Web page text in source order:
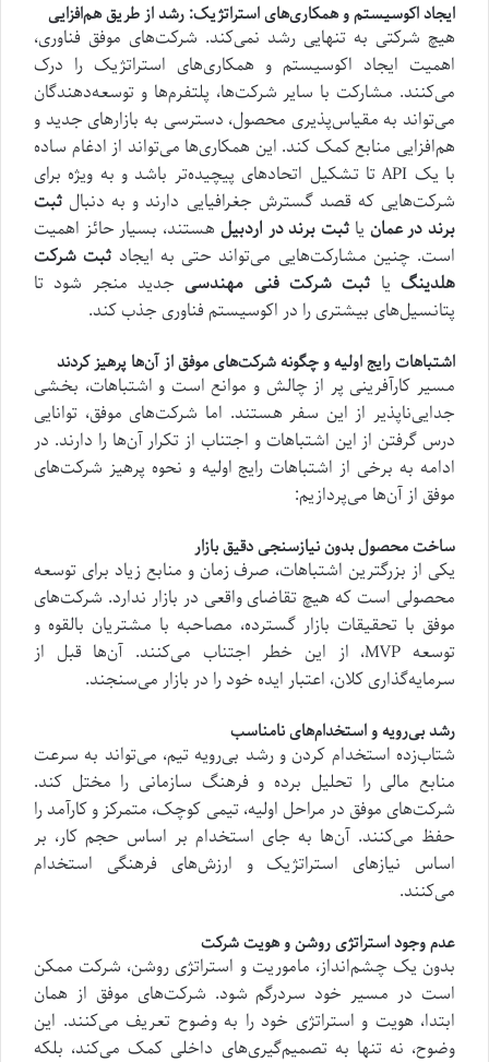
ایجاد اکوسیستم و همکاری‌های استراتژیک: رشد از طریق هم‌افزایی
هیچ شرکتی به تنهایی رشد نمی‌کند. شرکت‌های موفق فناوری،
اهمیت ایجاد اکوسیستم و همکاری‌های استراتژیک را درک
می‌کنند. مشارکت با سایر شرکت‌ها، پلتفرم‌ها و توسعه‌دهندگان
می‌تواند به مقیاس‌پذیری محصول، دسترسی به بازارهای جدید و
هم‌افزایی منابع کمک کند. این همکاری‌ها می‌تواند از ادغام ساده
با یک API تا تشکیل اتحادهای پیچیده‌تر باشد و به ویژه برای
شرکت‌هایی که قصد گسترش جغرافیایی دارند و به دنبال ثبت
برند در عمان یا ثبت برند در اردبیل هستند، بسیار حائز اهمیت
است. چنین مشارکت‌هایی می‌تواند حتی به ایجاد ثبت شرکت
هلدینگ یا ثبت شرکت فنی مهندسی جدید منجر شود تا
پتانسیل‌های بیشتری را در اکوسیستم فناوری جذب کند.
اشتباهات رایج اولیه و چگونه شرکت‌های موفق از آن‌ها پرهیز کردند
مسیر کارآفرینی پر از چالش و موانع است و اشتباهات، بخشی
جدایی‌ناپذیر از این سفر هستند. اما شرکت‌های موفق، توانایی
درس گرفتن از این اشتباهات و اجتناب از تکرار آن‌ها را دارند. در
ادامه به برخی از اشتباهات رایج اولیه و نحوه پرهیز شرکت‌های
موفق از آن‌ها می‌پردازیم:
ساخت محصول بدون نیازسنجی دقیق بازار
یکی از بزرگترین اشتباهات، صرف زمان و منابع زیاد برای توسعه
محصولی است که هیچ تقاضای واقعی در بازار ندارد. شرکت‌های
موفق با تحقیقات بازار گسترده، مصاحبه با مشتریان بالقوه و
توسعه MVP، از این خطر اجتناب می‌کنند. آن‌ها قبل از
سرمایه‌گذاری کلان، اعتبار ایده خود را در بازار می‌سنجند.
رشد بی‌رویه و استخدام‌های نامناسب
شتاب‌زده استخدام کردن و رشد بی‌رویه تیم، می‌تواند به سرعت
منابع مالی را تحلیل برده و فرهنگ سازمانی را مختل کند.
شرکت‌های موفق در مراحل اولیه، تیمی کوچک، متمرکز و کارآمد را
حفظ می‌کنند. آن‌ها به جای استخدام بر اساس حجم کار، بر
اساس نیازهای استراتژیک و ارزش‌های فرهنگی استخدام
می‌کنند.
عدم وجود استراتژی روشن و هویت شرکت
بدون یک چشم‌انداز، ماموریت و استراتژی روشن، شرکت ممکن
است در مسیر خود سردرگم شود. شرکت‌های موفق از همان
ابتدا، هویت و استراتژی خود را به وضوح تعریف می‌کنند. این
وضوح، نه تنها به تصمیم‌گیری‌های داخلی کمک می‌کند، بلکه